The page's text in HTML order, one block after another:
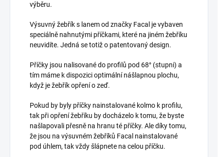
výběru.
Výsuvný žebřík s lanem od značky Facal je vybaven
speciálně nahnutými příčkami, které na jiném žebříku
neuvidíte. Jedná se totiž o patentovaný design.
Příčky jsou nalisované do profilů pod 68° (stupni) a
tím máme k dispozici optimální nášlapnou plochu,
když je žebřík opření o zeď.
Pokud by byly příčky nainstalované kolmo k profilu,
tak při opření žebříku by docházelo k tomu, že byste
našlapovali přesně na hranu té příčky. Ale díky tomu,
že jsou na výsuvném žebříků Facal nainstalované
pod úhlem, tak vždy šlápnete na celou příčku.